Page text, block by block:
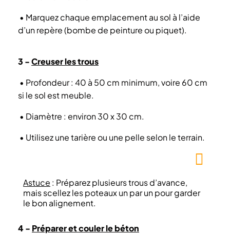
• Marquez chaque emplacement au sol à l’aide
d’un repère (bombe de peinture ou piquet).
3 -Creuser les trous
• Profondeur : 40 à 50 cm minimum, voire 60 cm
si le sol est meuble.
• Diamètre : environ 30 x 30 cm.
• Utilisez une tarière ou une pelle selon le terrain.
Astuce : Préparez plusieurs trous d’avance,
mais scellez les poteaux un par un pour garder
le bon alignement.
4 - Préparer et couler le béton